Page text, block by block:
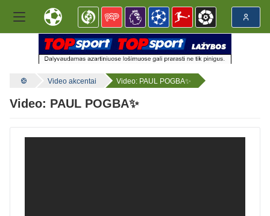
Video akcentai Video: PAUL POGBA✨
Video: PAUL POGBA✨